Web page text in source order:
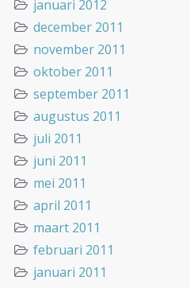
januari 2012
december 2011
november 2011
oktober 2011
september 2011
augustus 2011
juli 2011
juni 2011
mei 2011
april 2011
maart 2011
februari 2011
januari 2011